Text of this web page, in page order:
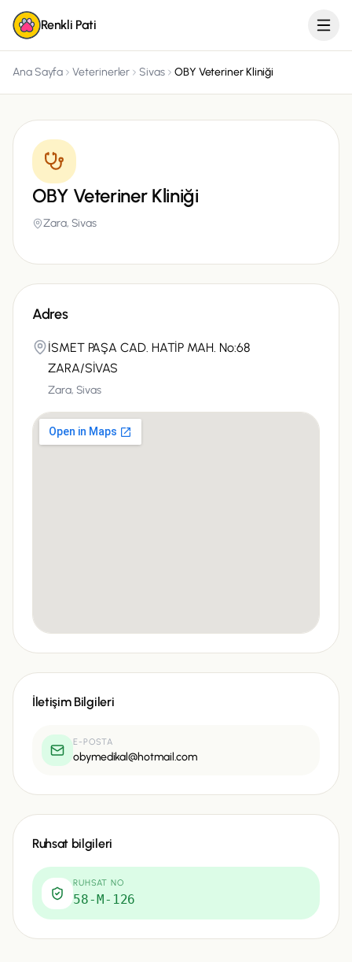
Renkli Pati
Ana Sayfa Veterinerler Sivas OBY Veteriner Kliniği
OBY Veteriner Kliniği
Zara, Sivas
Adres
İSMET PAŞA CAD. HATİP MAH. No:68
ZARA/SİVAS
Zara, Sivas
İletişim Bilgileri
E-POSTA
obymedikal@hotmail.com
Ruhsat bilgileri
RUHSAT NO
58-M-126